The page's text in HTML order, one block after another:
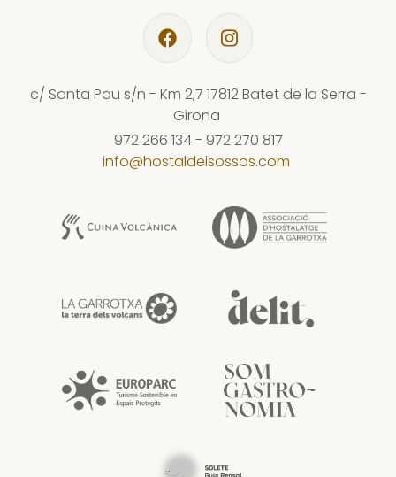
c/ Santa Pau s/n - Km 2,7 17812Batet de la Serra -
Girona
972 266 134- 972 270 817
info@hostaldelsossos.com